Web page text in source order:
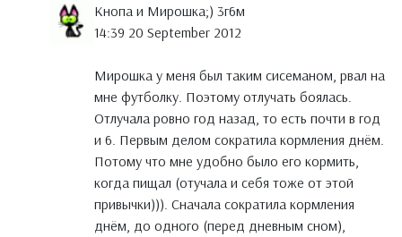
Кнопа и Мирошка;) 3г6м
14:39 20 September 2012
Мирошка у меня был таким сисеманом, рвал на
мне футболку. Поэтому отлучать боялась.
Отлучала ровно год назад, то есть почти в год
и 6. Первым делом сократила кормления днём.
Потому что мне удобно было его кормить,
когда пищал (отучала и себя тоже от этой
привычки))). Сначала сократила кормления
днём, до одного (перед дневным сном),